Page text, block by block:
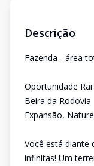
Descrição
Fazenda - área
Oportunidade
Beira da Rodovia
Expansão,
Você está diante
infinitas! Um